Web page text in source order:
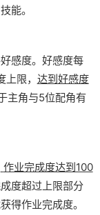
能。
感度。 好感度每
限， 达到好感度
主角与5位配角有
作业完成度达到100
度超过上限部分
得作业完成度。